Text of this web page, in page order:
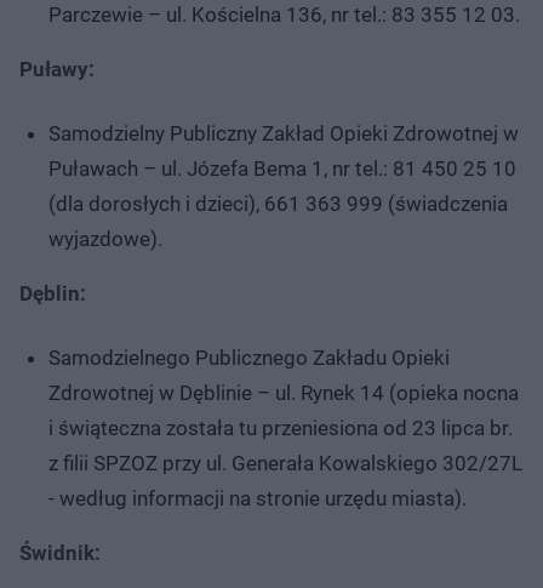
Parczewie – ul. Kościelna 136, nr tel.: 83 355 12 03.
Puławy:
Samodzielny Publiczny Zakład Opieki Zdrowotnej w
Puławach – ul. Józefa Bema 1, nr tel.: 81 450 25 10
(dla dorosłych i dzieci), 661 363 999 (świadczenia
wyjazdowe).
Dęblin:
Samodzielnego Publicznego Zakładu Opieki
Zdrowotnej w Dęblinie – ul. Rynek 14 (opieka nocna
i świąteczna została tu przeniesiona od 23 lipca br.
z filii SPZOZ przy ul. Generała Kowalskiego 302/27L
- według informacji na stronie urzędu miasta).
Świdnik: